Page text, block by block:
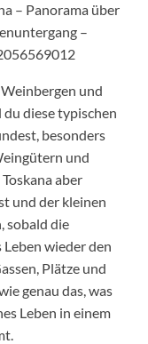
– Panorama über
–
und
du diese typischen
besonders
und
aber
und der kleinen
sobald die
wieder den
Plätze und
genau das, was
Leben in einem